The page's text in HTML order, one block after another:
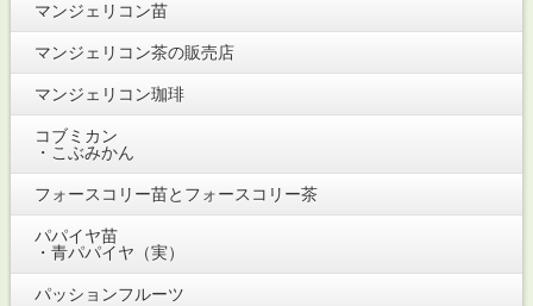
マンジェリコン苗
マンジェリコン茶の販売店
マンジェリコン珈琲
コブミカン
・こぶみかん
フォースコリー苗とフォースコリー茶
パパイヤ苗
・青パパイヤ（実）
パッションフルーツ